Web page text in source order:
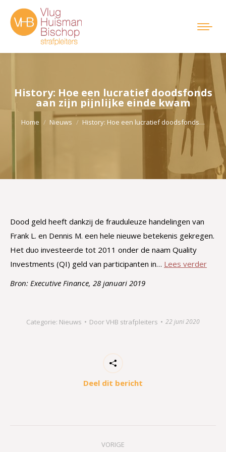
History: Hoe een lucratief doodsfonds
aan zijn pijnlijke einde kwam
Je bent hier:
Home Nieuws History: Hoe een lucratief doodsfonds…
Dood geld heeft dankzij de frauduleuze handelingen van
Frank L. en Dennis M. een hele nieuwe betekenis gekregen.
Het duo investeerde tot 2011 onder de naam Quality
Investments (QI) geld van participanten in… Lees verder
Bron: Executive Finance, 28 januari 2019
Categorie: Nieuws DoorVHB strafpleiters 22 juni 2020
Deel dit bericht
VORIGE